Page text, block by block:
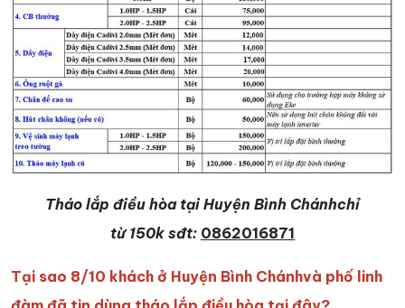
Tháo lắp điều hòa tại Huyện Bình Chánhchỉ
từ 150k sđt: 0862016871
Tại sao 8/10 khách ở Huyện Bình Chánhvà phố linh